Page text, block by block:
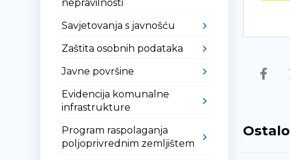
Ostalo
nepravilnosti
Savjetovanja s javnošću
Zaštita osobnih podataka
Javne površine
Evidencija komunalne
infrastrukture
Program raspolaganja
poljoprivrednim zemljištem